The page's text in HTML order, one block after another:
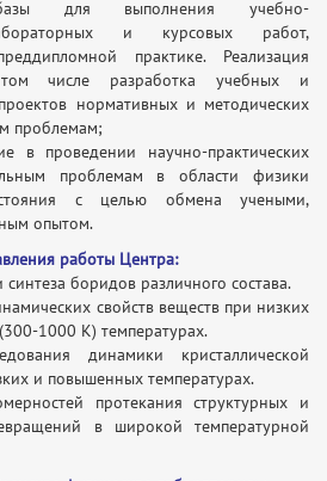
базы для выполнения учебно-
и курсовых работ,
практике. Реализация
числе разработка учебных и
нормативных и методических
проблемам;
в проведении научно-практических
проблемам в области физики
с целью обмена учеными,
опытом.
работы Центра:
синтеза боридов различного состава.
свойств веществ при низких
1000 К) температурах.
динамики кристаллической
и повышенных температурах.
протекания структурных и
в широкой температурной